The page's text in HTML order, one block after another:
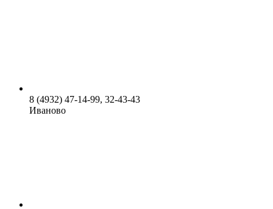
8 (4932) 47-14-99, 32-43-43
Иваново